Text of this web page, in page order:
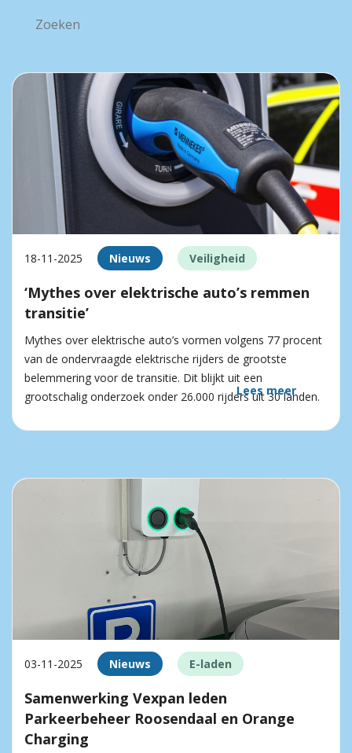
18-11-2025 Nieuws Veiligheid
‘Mythes over elektrische auto’s remmen
transitie’
Mythes over elektrische auto’s vormen volgens 77 procent
van de ondervraagde elektrische rijders de grootste
belemmering voor de transitie. Dit blijkt uit een
grootschalig onderzoek onder 26.000 rijders uit 30 landen.
Lees meer
03-11-2025 Nieuws E-laden
Samenwerking Vexpan leden
Parkeerbeheer Roosendaal en Orange
Charging